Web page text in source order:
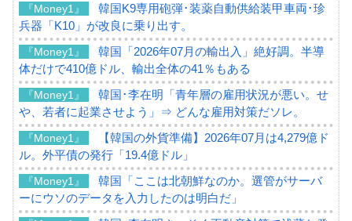
『Money1』
韓国K9専用砲弾･装薬自動供給装甲車両･珍
兵器「K10」が改良に乗り出す。
『Money1』
韓国「2026年07月の輸出入」絶好調。半導
体だけで410億ドル、輸出全体の41％もある
『Money1』
韓国･李在明「青年層の雇用状況が悪い。せ
や、若者に起業させよう」⇒ どんな雇用対策だソレ。
『Money1』
【韓国の外貨準備】2026年07月は4,279億ド
ル。外平債の発行「19.4億ドル」
『Money1』
韓国「ここは北朝鮮なのか。選管がサーバ
ーにウソのデータを入力したのは明白だ」